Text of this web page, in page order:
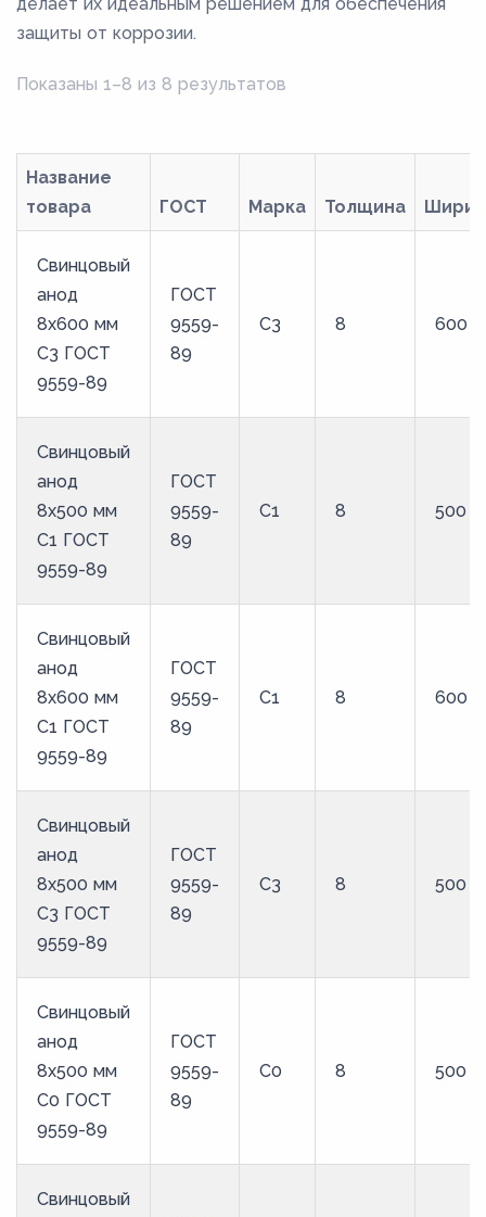
защиты от коррозии.
Показаны 1–8 из 8 результатов
Название
товара
ГОСТ Марка Толщина
Свинцовый
анод
8x600 мм
С3 ГОСТ
9559-89
ГОСТ
9559-
89
С3 8 600
Свинцовый
анод
8x500 мм
С1 ГОСТ
9559-89
ГОСТ
9559-
89
С1 8 500
Свинцовый
анод
8x600 мм
С1 ГОСТ
9559-89
ГОСТ
9559-
89
С1 8 600
Свинцовый
анод
8x500 мм
С3 ГОСТ
9559-89
ГОСТ
9559-
89
С3 8 500
Свинцовый
анод
8x500 мм
С0 ГОСТ
9559-89
ГОСТ
9559-
89
С0 8 500
Свинцовый